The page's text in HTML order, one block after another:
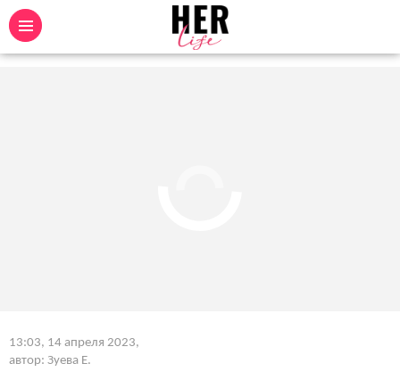
13:03, 14 апреля 2023,
автор: Зуева Е.